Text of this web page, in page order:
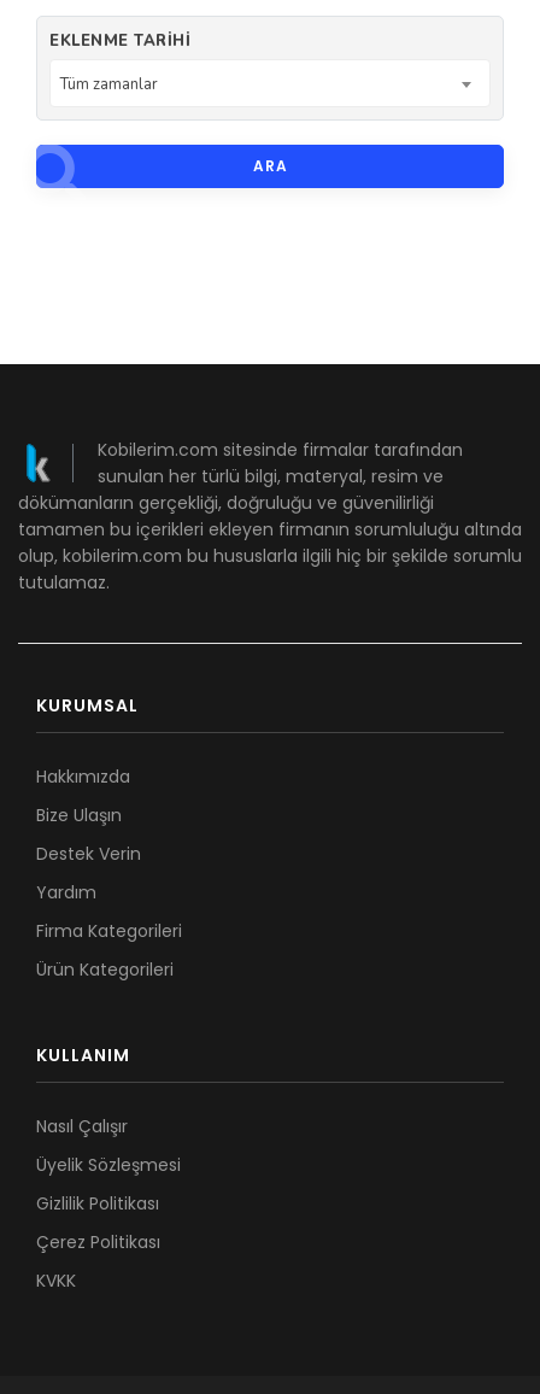
EKLENME TARIHI
Tüm zamanlar
ARA
Kobilerim.com sitesinde firmalar tarafından
sunulan her türlü bilgi, materyal, resim ve
dökümanların gerçekliği, doğruluğu ve güvenilirliği
tamamen bu içerikleri ekleyen firmanın sorumluluğu altında
olup, kobilerim.com bu hususlarla ilgili hiç bir şekilde sorumlu
tutulamaz.
KURUMSAL
Hakkımızda
Bize Ulaşın
Destek Verin
Yardım
Firma Kategorileri
Ürün Kategorileri
KULLANIM
Nasıl Çalışır
Üyelik Sözleşmesi
Gizlilik Politikası
Çerez Politikası
KVKK